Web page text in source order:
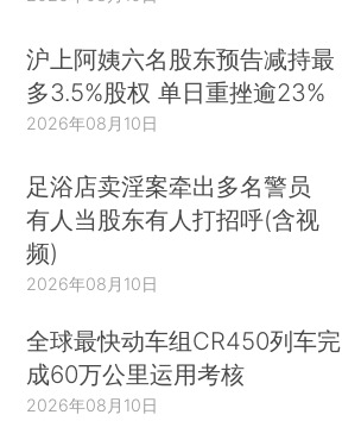
沪上阿姨六名股东预告减持最
多3.5%股权 单日重挫逾23%
2026年08月10日
足浴店卖淫案牵出多名警员
有人当股东有人打招呼(含视
频)
2026年08月10日
全球最快动车组CR450列车完
成60万公里运用考核
2026年08月10日